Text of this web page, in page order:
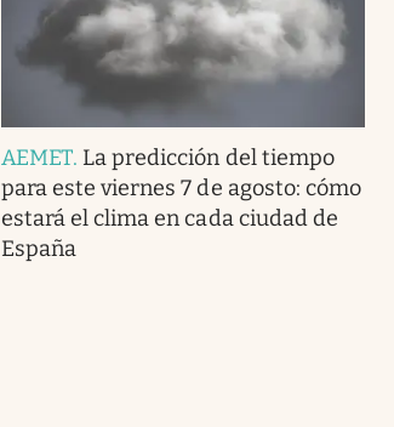
AEMET. La predicción del tiempo
para este viernes 7 de agosto: cómo
estará el clima en cada ciudad de
España